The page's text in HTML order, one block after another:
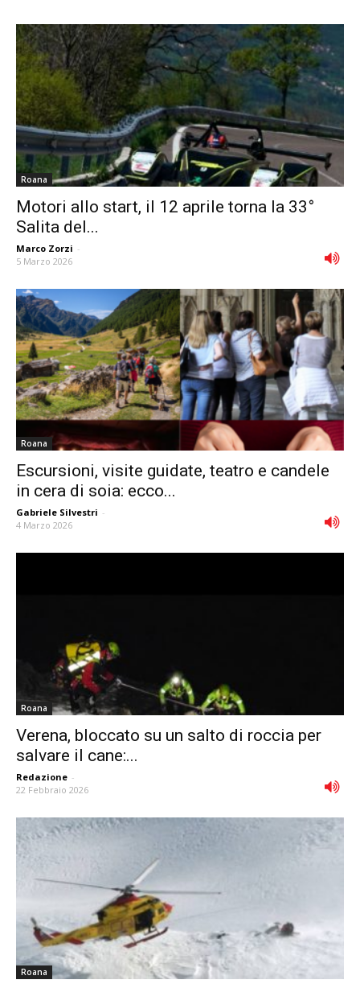
Roana
Motori allo start, il 12 aprile torna la 33°
Salita del...
Marco Zorzi -
5 Marzo 2026
Roana
Escursioni, visite guidate, teatro e candele
in cera di soia: ecco...
Gabriele Silvestri -
4 Marzo 2026
Roana
Verena, bloccato su un salto di roccia per
salvare il cane:...
Redazione -
22 Febbraio 2026
Roana